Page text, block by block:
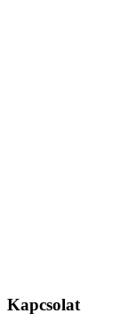
Kapcsolat